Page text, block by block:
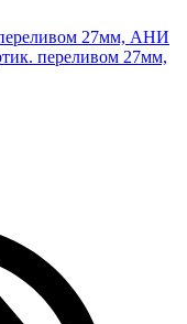
переливом 27мм, АНИ
переливом 27мм,